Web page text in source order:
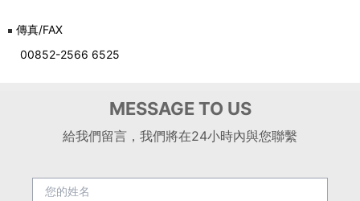
傳真/FAX
00852-2566 6525
MESSAGE TO US
給我們留言，我們將在24小時內與您聯繫